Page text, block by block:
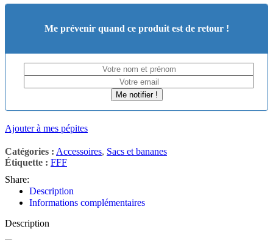
Me prévenir quand ce produit est de retour !
Me notifier !
Ajouter à mes pépites
Catégories : Accessoires, Sacs et bananes
Étiquette : FFF
Share:
Description
Informations complémentaires
Description